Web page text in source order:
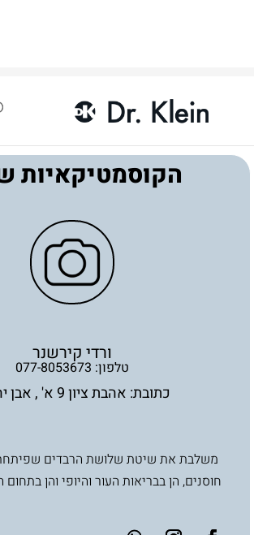
הקוסמטיקאיות
ורדי קירשנר
טלפון: 077-8053673
כתובת: אהבת ציון 9 א' , אבן יהודה
חוסנים, הן בבריאות העור והיופי והן